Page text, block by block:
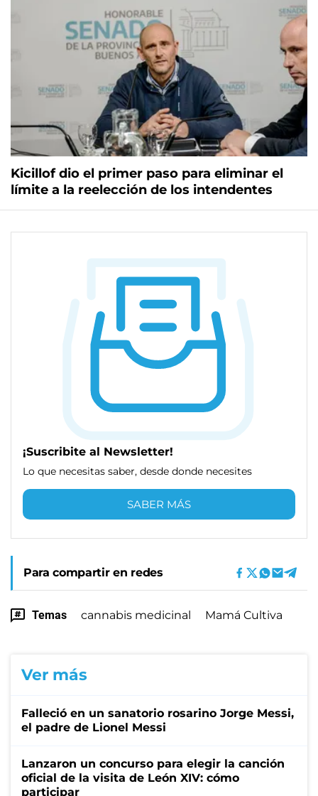
Kicillof dio el primer paso para eliminar el
límite a la reelección de los intendentes
¡Suscribite al Newsletter!
Lo que necesitas saber, desde donde necesites
SABER MÁS
Para compartir en redes
Temas cannabis medicinal Mamá Cultiva
Ver más
Falleció en un sanatorio rosarino Jorge Messi,
el padre de Lionel Messi
Lanzaron un concurso para elegir la canción
oficial de la visita de León XIV: cómo
participar